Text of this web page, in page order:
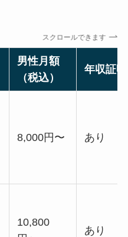
スクロールできます
男性月額
（税込）
年収証明
8,000円〜 あり
10,800
あり